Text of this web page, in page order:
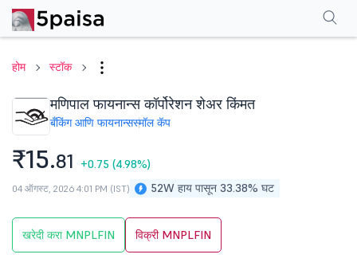
होम स्टॉक
मणिपाल फायनान्स कॉर्पोरेशन शेअर किंमत
बँकिंग आणि फायनान्सस्मॉल कॅप
₹15.81 +0.75 (4.98%)
52W हाय पासून 33.38% घट
04 ऑगस्ट, 2026 4:01 PM (IST)
खरेदी करा MNPLFIN विक्री MNPLFIN
परफॉर्मन्सफायनान्शियल्स एफएक्यू